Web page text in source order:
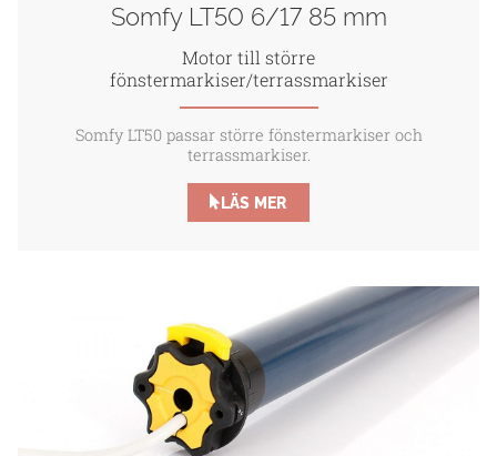
Somfy LT50 6/17 85 mm
Motor till större
fönstermarkiser/terrassmarkiser
Somfy LT50 passar större fönstermarkiser och
terrassmarkiser.
LÄS MER